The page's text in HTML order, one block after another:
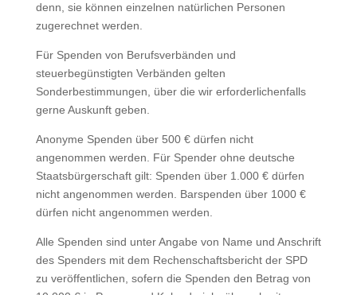
denn, sie können einzelnen natürlichen Personen
zugerechnet werden.
Für Spenden von Berufsverbänden und
steuerbegünstigten Verbänden gelten
Sonderbestimmungen, über die wir erforderlichenfalls
gerne Auskunft geben.
Anonyme Spenden über 500 € dürfen nicht
angenommen werden. Für Spender ohne deutsche
Staatsbürgerschaft gilt: Spenden über 1.000 € dürfen
nicht angenommen werden. Barspenden über 1000 €
dürfen nicht angenommen werden.
Alle Spenden sind unter Angabe von Name und Anschrift
des Spenders mit dem Rechenschaftsbericht der SPD
zu veröffentlichen, sofern die Spenden den Betrag von